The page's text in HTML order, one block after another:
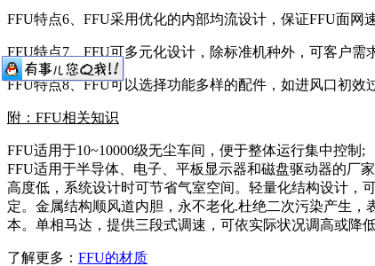
FFU特点6、FFU采用优化的内部均流设计，保证FFU面网
FFU特点7、FFU可多元化设计，除标准机种外，可客户需
FFU特点8、FFU可以选择功能多样的配件，如进风口初效
附：FFU相关知识
FFU适用于10~10000级无尘车间，便于整体运行集中控制;
FFU适用于半导体、电子、平板显示器和磁盘驱动器的厂
高度低，系统设计时可节省气室空间。轻量化结构设计，
定。金属结构顺风道内胆，永不老化.杜绝二次污染产生
本。单相马达，提供三段式调速，可依实际状况调高或降低
了解更多： FFU的材质